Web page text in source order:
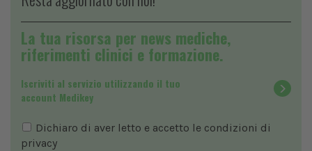
La tua risorsa per news mediche,
riferimenti clinici e formazione.
Iscriviti al servizio utilizzando il tuo
account Medikey
Dichiaro di aver letto e accetto le condizioni di
privacy